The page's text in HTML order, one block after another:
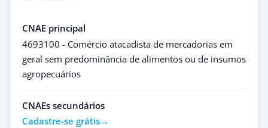
CNAE principal
4693100 - Comércio atacadista de mercadorias em
geral sem predominância de alimentos ou de insumos
agropecuários
CNAEs secundários
Cadastre-se grátis